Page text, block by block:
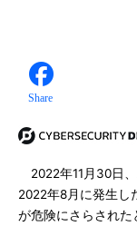
Share
2022年11月30日、
2022年8月に発生し
が危険にさらされた